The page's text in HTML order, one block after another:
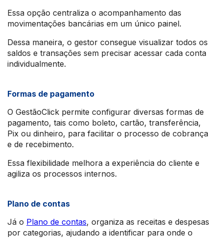
Essa opção centraliza o acompanhamento das
movimentações bancárias em um único painel.
Dessa maneira, o gestor consegue visualizar todos os
saldos e transações sem precisar acessar cada conta
individualmente.
Formas de pagamento
O GestãoClick permite configurar diversas formas de
pagamento, tais como boleto, cartão, transferência,
Pix ou dinheiro, para facilitar o processo de cobrança
e de recebimento.
Essa flexibilidade melhora a experiência do cliente e
agiliza os processos internos.
Plano de contas
Já o Plano de contas, organiza as receitas e despesas
por categorias, ajudando a identificar para onde o